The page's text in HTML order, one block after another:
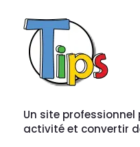
Un site
activité et convertir